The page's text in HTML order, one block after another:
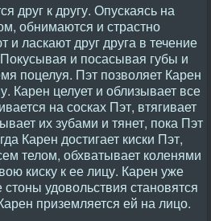
друг к другу. Опускаясь на
обнимаются и страстно
ласкают друг друга в течение
и посасывая губы и
поцелуя. Пэт позволяет Карен
Карен целует и облизывает все
на сосках Пэт, втягивает
их зубами и тянет, пока Пэт
Карен достигает киски Пэт,
телом, обхватывает коленями
киску к ее лицу. Карен уже
удовольствия становятся
приземляется ей на лицо.